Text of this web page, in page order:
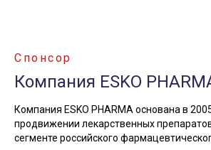
Спонсор
Компания ESKO
Компания ESKO PHARMA основана в
продвижении лекарственных
сегменте российского